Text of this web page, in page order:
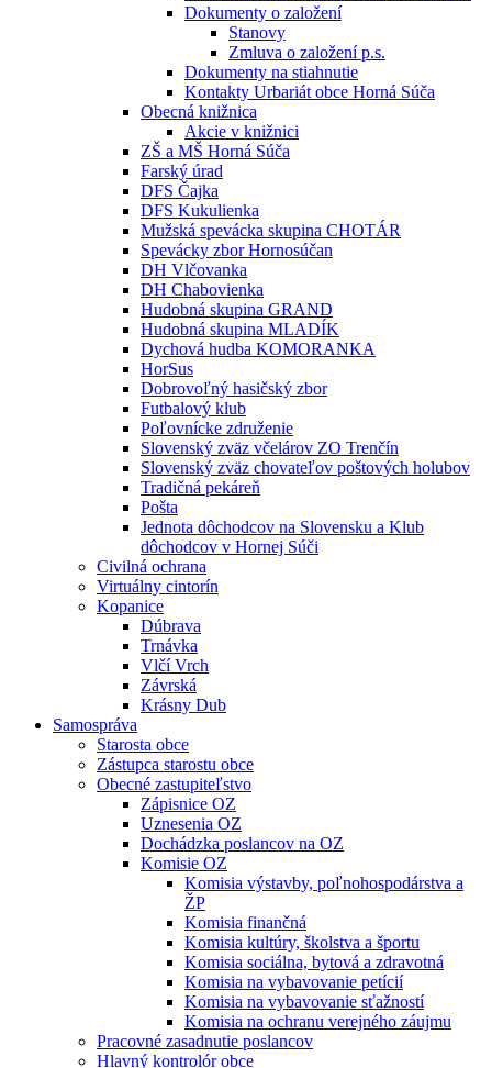
Dokumenty o založení
Stanovy
Zmluva o založení p.s.
Dokumenty na stiahnutie
Kontakty Urbariát obce Horná Súča
Obecná knižnica
Akcie v knižnici
ZŠ a MŠ Horná Súča
Farský úrad
DFS Čajka
DFS Kukulienka
Mužská spevácka skupina CHOTÁR
Spevácky zbor Hornosúčan
DH Vlčovanka
DH Chabovienka
Hudobná skupina GRAND
Hudobná skupina MLADÍK
Dychová hudba KOMORANKA
HorSus
Dobrovoľný hasičský zbor
Futbalový klub
Poľovnícke združenie
Slovenský zväz včelárov ZO Trenčín
Slovenský zväz chovateľov poštových holubov
Tradičná pekáreň
Pošta
Jednota dôchodcov na Slovensku a Klub
dôchodcov v Hornej Súči
Civilná ochrana
Virtuálny cintorín
Kopanice
Dúbrava
Trnávka
Vlčí Vrch
Závrská
Krásny Dub
Samospráva
Starosta obce
Zástupca starostu obce
Obecné zastupiteľstvo
Zápisnice OZ
Uznesenia OZ
Dochádzka poslancov na OZ
Komisie OZ
Komisia výstavby, poľnohospodárstva a
ŽP
Komisia finančná
Komisia kultúry, školstva a športu
Komisia sociálna, bytová a zdravotná
Komisia na vybavovanie petícií
Komisia na vybavovanie sťažností
Komisia na ochranu verejného záujmu
Pracovné zasadnutie poslancov
Hlavný kontrolór obce